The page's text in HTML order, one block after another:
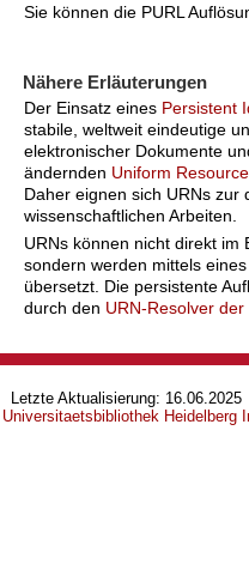
Sie können die PURL
Nähere Erläuterungen
Der Einsatz eines Persistent
stabile, weltweit eindeutige
elektronischer Dokumente
ändernden Uniform
Daher eignen sich URNs zur
wissenschaftlichen Arbeiten.
URNs können nicht direkt im
sondern werden mittels
übersetzt. Die persistente
durch den URN-Resolver
Letzte Aktualisierung:
Universitaetsbibliothek Heidelberg